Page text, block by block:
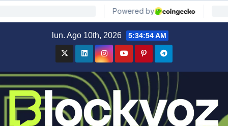
lun. Ago 10th, 2026 5:34:55 AM